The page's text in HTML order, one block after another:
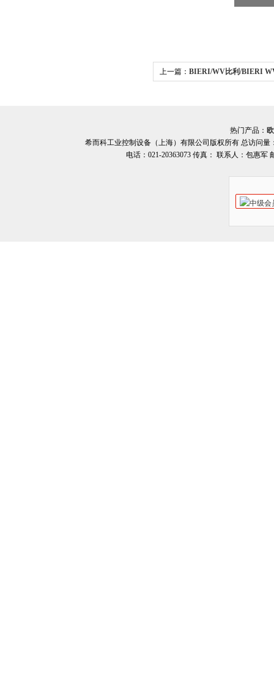
上一篇： BIERI/WV比利/BIERI
热门产品：
希而科工业控制设备（上海）有限公司版权所有 总访问量
电话：021-20363073 传真： 联系人：包惠军